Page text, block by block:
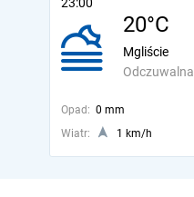
20°C
Odczuwalna
Mgliście
Opad: 0 mm
Wiatr:
1 km/h